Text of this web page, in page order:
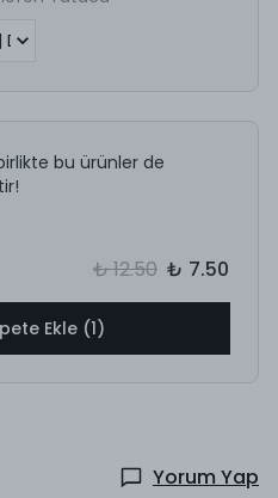
bu ürünler de
₺ 12.50 ₺ 7.50
Ekle (1)
Yorum Yap